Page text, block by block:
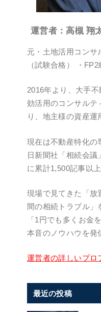
運営者：高槻 翔
元・土地活用コンサ
（試験合格）
・
2016年より、大手
効活用のコンサルテ
り、地主様の資産
現在は不動産特化の
日新聞社「相続会議
に累計1,500記事以
現場で見てきた「放
間の相続トラブル」
「1円でも多くお金
本音のノウハウを発
運営者の詳しいプロ
最近の投稿